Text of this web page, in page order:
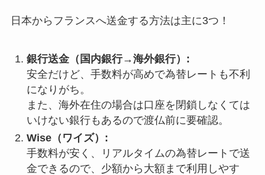
日本からフランスへ送金する方法は主に3つ！
銀行送金（国内銀行→海外銀行）:
安全だけど、手数料が高めで為替レートも不利
になりがち。
また、海外在住の場合は口座を閉鎖しなくては
いけない銀行もあるので渡仏前に要確認。
Wise（ワイズ）:
手数料が安く、リアルタイムの為替レートで送
金できるので、少額から大額まで利用しやす